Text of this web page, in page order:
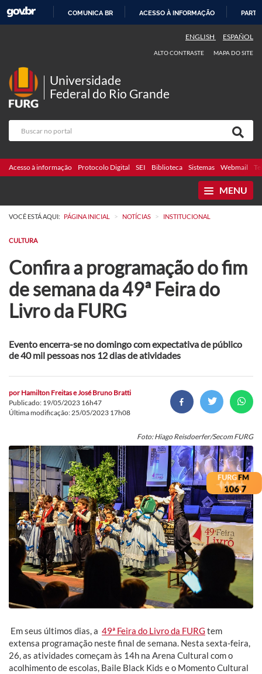
COMUNICA BR ACESSO À INFORMAÇÃO
ENGLISH ESPAÑOL
ALTO CONTRASTE MAPA DO SITE
Universidade
Federal do Rio Grande
Acesso à informação Protocolo Digital SEI Biblioteca Sistemas Webmail
MENU
VOCÊ ESTÁ AQUI: PÁGINA INICIAL > NOTÍCIAS > INSTITUCIONAL
CULTURA
Confira a programação do fim
de semana da 49ª Feira do
Livro da FURG
Evento encerra-se no domingo com expectativa de público
de 40 mil pessoas nos 12 dias de atividades
por Hamilton Freitas e José Bruno Bratti
Publicado: 19/05/2023 16h47
Última modificação: 25/05/2023 17h08
Foto: Hiago Reisdoerfer/Secom FURG
Em seus últimos dias, a 49ª Feira do Livro da FURG tem
extensa programação neste final de semana. Nesta sexta-feira,
26, as atividades começam às 14h na Arena Cultural com o
acolhimento de escolas, Baile Black Kids e o Momento Cultural